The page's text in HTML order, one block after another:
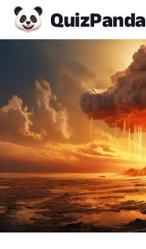
QuizPanda